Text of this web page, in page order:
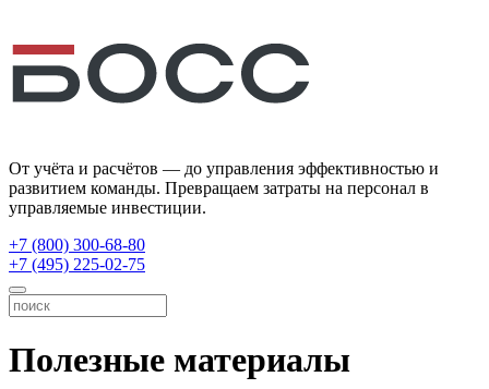
От учёта и расчётов — до управления эффективностью и
развитием команды. Превращаем затраты на персонал в
управляемые инвестиции.
+7 (800) 300-68-80
+7 (495) 225-02-75
Полезные материалы